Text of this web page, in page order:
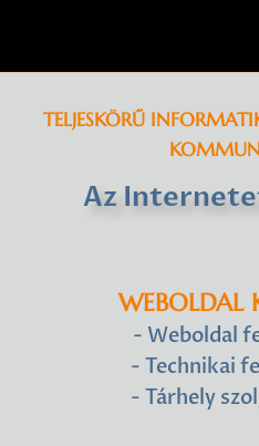
TELJESKÖRŰ
Az
WEBOLDAL
- Weboldal
- Technikai
- Tárhely